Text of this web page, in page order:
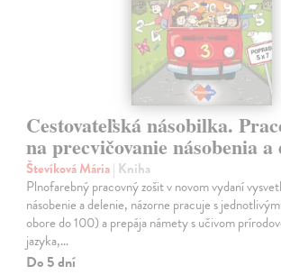
Cestovateľská násobilka.
na precvičovanie násobenia a
Števíková Mária| Kniha
Plnofarebný pracovný zošit v novom vydaní
násobenie a delenie, názorne pracuje s
obore do 100) a prepája námety s učivom
jazyka,…
Do 5 dní